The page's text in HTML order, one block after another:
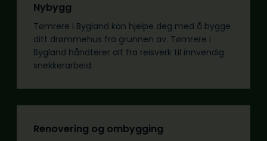
Nybygg
Tømrere i Bygland kan hjelpe deg med å bygge
ditt drømmehus fra grunnen av. Tømrere i
Bygland håndterer alt fra reisverk til innvendig
snekkerarbeid.
Renovering og ombygging